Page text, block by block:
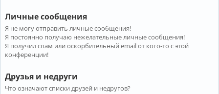
Личные сообщения
Я не могу отправить личные сообщения!
Я постоянно получаю нежелательные личные сообщения!
Я получил спам или оскорбительный email от кого-то с этой
конференции!
Друзья и недруги
Что означают списки друзей и недругов?